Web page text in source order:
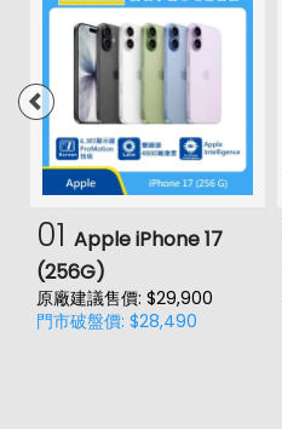
01 Apple iPhone 17
(256G)
原廠建議售價: $29,900
門市破盤價: $28,490